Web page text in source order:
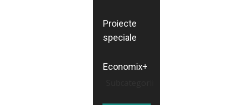
Proiecte
speciale
Economix+